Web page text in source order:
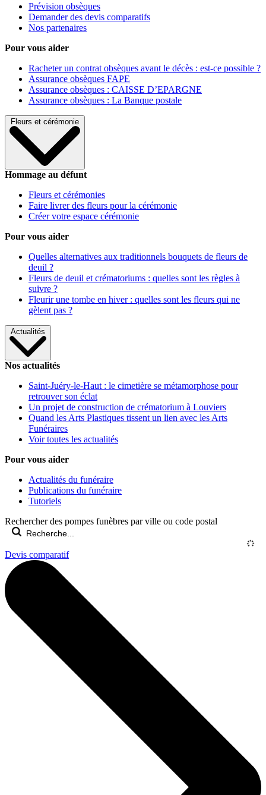
Prévision obsèques
Demander des devis comparatifs
Nos partenaires
Pour vous aider
Racheter un contrat obsèques avant le décès : est-ce possible ?
Assurance obsèques FAPE
Assurance obsèques : CAISSE D’EPARGNE
Assurance obsèques : La Banque postale
Fleurs et cérémonie
Hommage au défunt
Fleurs et cérémonies
Faire livrer des fleurs pour la cérémonie
Créer votre espace cérémonie
Pour vous aider
Quelles alternatives aux traditionnels bouquets de fleurs de
deuil ?
Fleurs de deuil et crématoriums : quelles sont les règles à
suivre ?
Fleurir une tombe en hiver : quelles sont les fleurs qui ne
gèlent pas ?
Actualités
Nos actualités
Saint-Juéry-le-Haut : le cimetière se métamorphose pour
retrouver son éclat
Un projet de construction de crématorium à Louviers
Quand les Arts Plastiques tissent un lien avec les Arts
Funéraires
Voir toutes les actualités
Pour vous aider
Actualités du funéraire
Publications du funéraire
Tutoriels
Rechercher des pompes funèbres par ville ou code postal
Devis comparatif